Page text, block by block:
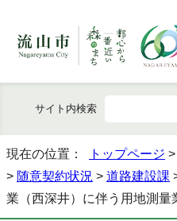
サイト内検索
現在の位置： トップページ >
> 随意契約状況 > 道路建設課
業（西深井）に伴う用地測量